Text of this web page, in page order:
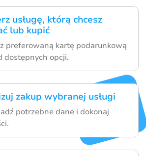
usługę, którą chcesz
lub kupić
preferowaną kartę podarunkową
dostępnych opcji.
zakup wybranej usługi
potrzebne dane i dokonaj